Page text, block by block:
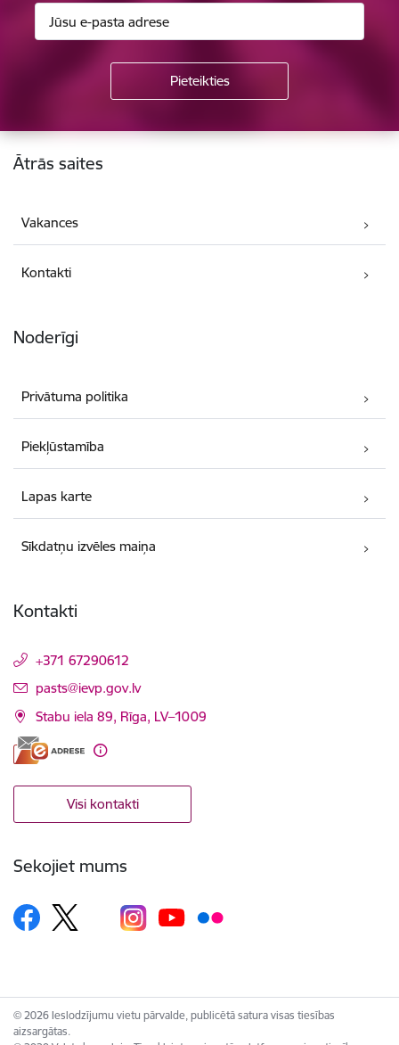
Kājene
Ātrās saites
Vakances
Kontakti
Noderīgi
Privātuma politika
Piekļūstamība
Lapas karte
Sīkdatņu izvēles maiņa
Kontakti
+371 67290612
E-pasts:
pasts@ievp.gov.lv
Stabu iela 89, Rīga, LV–1009
Visi kontakti
Sekojiet mums
© 2026 Ieslodzījumu vietu pārvalde, publicētā satura visas tiesības
aizsargātas.